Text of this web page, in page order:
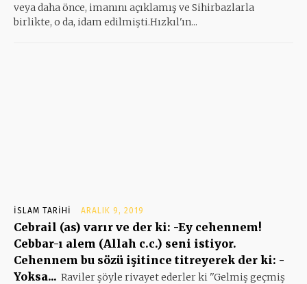
veya daha önce, imanını açıklamış ve Sihirbazlarla
birlikte, o da, idam edilmişti.Hızkıl'ın...
İSLAM TARIHI ARALIK 9, 2019
Cebrail (as) varır ve der ki: -Ey cehennem!
Cebbar-ı alem (Allah c.c.) seni istiyor.
Cehennem bu sözü işitince titreyerek der ki: -
Yoksa... Raviler şöyle rivayet ederler ki ''Gelmiş geçmiş